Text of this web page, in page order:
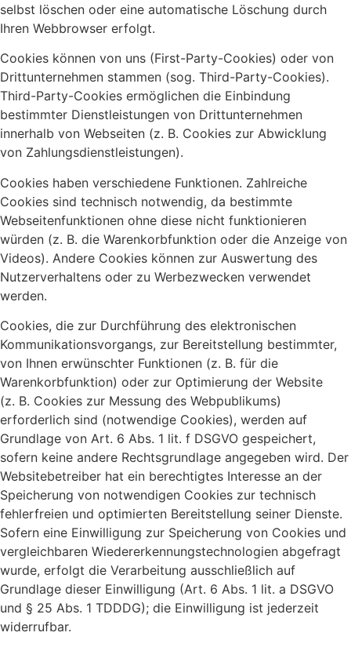
selbst löschen oder eine automatische Löschung durch
Ihren Webbrowser erfolgt.
Cookies können von uns (First-Party-Cookies) oder von
Drittunternehmen stammen (sog. Third-Party-Cookies).
Third-Party-Cookies ermöglichen die Einbindung
bestimmter Dienstleistungen von Drittunternehmen
innerhalb von Webseiten (z. B. Cookies zur Abwicklung
von Zahlungsdienstleistungen).
Cookies haben verschiedene Funktionen. Zahlreiche
Cookies sind technisch notwendig, da bestimmte
Webseitenfunktionen ohne diese nicht funktionieren
würden (z. B. die Warenkorbfunktion oder die Anzeige von
Videos). Andere Cookies können zur Auswertung des
Nutzerverhaltens oder zu Werbezwecken verwendet
werden.
Cookies, die zur Durchführung des elektronischen
Kommunikationsvorgangs, zur Bereitstellung bestimmter,
von Ihnen erwünschter Funktionen (z. B. für die
Warenkorbfunktion) oder zur Optimierung der Website
(z. B. Cookies zur Messung des Webpublikums)
erforderlich sind (notwendige Cookies), werden auf
Grundlage von Art. 6 Abs. 1 lit. f DSGVO gespeichert,
sofern keine andere Rechtsgrundlage angegeben wird. Der
Websitebetreiber hat ein berechtigtes Interesse an der
Speicherung von notwendigen Cookies zur technisch
fehlerfreien und optimierten Bereitstellung seiner Dienste.
Sofern eine Einwilligung zur Speicherung von Cookies und
vergleichbaren Wiedererkennungstechnologien abgefragt
wurde, erfolgt die Verarbeitung ausschließlich auf
Grundlage dieser Einwilligung (Art. 6 Abs. 1 lit. a DSGVO
und § 25 Abs. 1 TDDDG); die Einwilligung ist jederzeit
widerrufbar.